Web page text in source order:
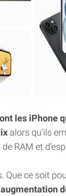
les iPhone
alors qu’ils
RAM et
Que ce soit